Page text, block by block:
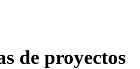
de proyectos